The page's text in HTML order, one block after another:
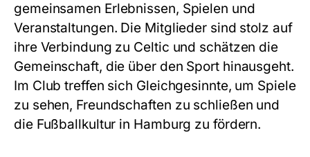
gemeinsamen Erlebnissen, Spielen und
Veranstaltungen. Die Mitglieder sind stolz auf
ihre Verbindung zu Celtic und schätzen die
Gemeinschaft, die über den Sport hinausgeht.
Im Club treffen sich Gleichgesinnte, um Spiele
zu sehen, Freundschaften zu schließen und
die Fußballkultur in Hamburg zu fördern.